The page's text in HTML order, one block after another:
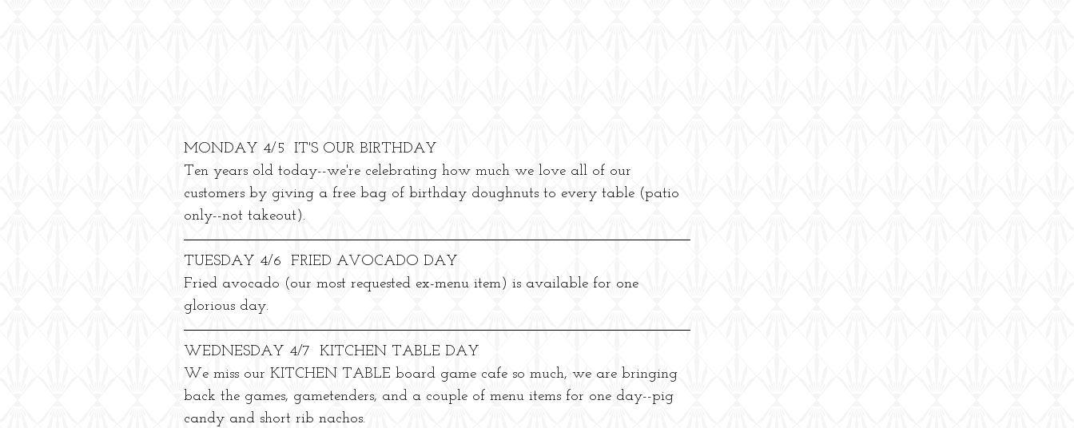
MONDAY 4/5  IT'S OUR BIRTHDAY
Ten years old today--we're celebrating how much we love all of our
customers by giving a free bag of birthday doughnuts to every table (patio
only--not takeout).
TUESDAY 4/6  FRIED AVOCADO DAY
Fried avocado (our most requested ex-menu item) is available for one
glorious day.
WEDNESDAY 4/7  KITCHEN TABLE DAY
We miss our KITCHEN TABLE board game cafe so much, we are bringing
back the games, gametenders, and a couple of menu items for one day--pig
candy and short rib nachos.